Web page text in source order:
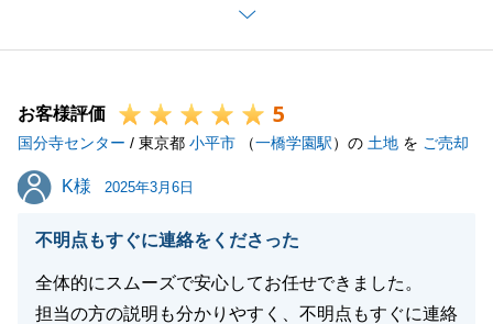
また不動産のことでお悩み事がございましたら、是非
お任せくださいませ。
お客様評価 5
国分寺センター / 東京都 小平市 （一橋学園駅）の 土地 を ご売却
K様
K様 2025年3月6日
不明点もすぐに連絡をくださった
全体的にスムーズで安心してお任せできました。
担当の方の説明も分かりやすく、不明点もすぐに連絡